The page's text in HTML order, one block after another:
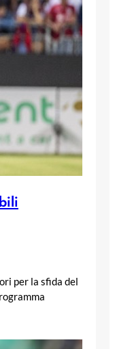
per la sfida del